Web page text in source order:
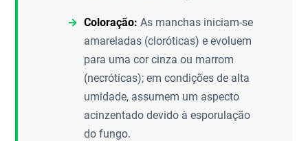
Coloração: As manchas iniciam-se
amareladas (cloróticas) e evoluem
para uma cor cinza ou marrom
(necróticas); em condições de alta
umidade, assumem um aspecto
acinzentado devido à esporulação
do fungo.